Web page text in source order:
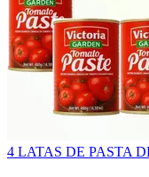
4 LATAS DE PASTA